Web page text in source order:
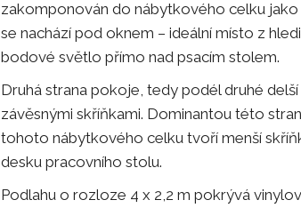
zakomponován do nábytkového celku
se nachází pod oknem – ideální místo z
bodové světlo přímo nad psacím stolem.
Druhá strana pokoje, tedy podél druhé
závěsnými skříňkami. Dominantou této
tohoto nábytkového celku tvoří menší
desku pracovního stolu.
Podlahu o rozloze 4 x 2,2 m pokrývá